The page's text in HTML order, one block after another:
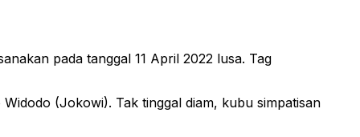
pada tanggal 11 April 2022 lusa. Tag
(Jokowi). Tak tinggal diam, kubu simpatisan